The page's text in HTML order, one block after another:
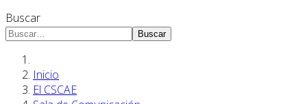
Buscar
Buscar
Inicio
El CSCAE